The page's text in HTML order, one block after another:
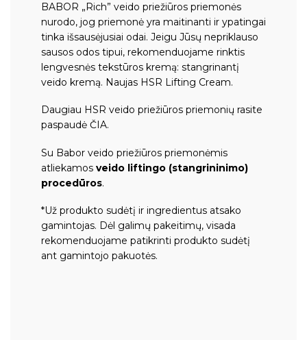
BABOR „Rich” veido priežiūros priemonės
nurodo, jog priemonė yra maitinanti ir ypatingai
tinka išsausėjusiai odai. Jeigu Jūsų nepriklauso
sausos odos tipui, rekomenduojame rinktis
lengvesnės tekstūros kremą: stangrinantį
veido kremą. Naujas HSR Lifting Cream.
Daugiau HSR veido priežiūros priemonių rasite
paspaudė ČIA.
Su Babor veido priežiūros priemonėmis
atliekamos veido liftingo (stangrininimo)
procedūros.
*Už produkto sudėtį ir ingredientus atsako
gamintojas. Dėl galimų pakeitimų, visada
rekomenduojame patikrinti produkto sudėtį
ant gamintojo pakuotės.